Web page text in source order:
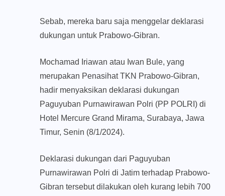
Sebab, mereka baru saja menggelar deklarasi
dukungan untuk Prabowo-Gibran.
Mochamad Iriawan atau Iwan Bule, yang
merupakan Penasihat TKN Prabowo-Gibran,
hadir menyaksikan deklarasi dukungan
Paguyuban Purnawirawan Polri (PP POLRI) di
Hotel Mercure Grand Mirama, Surabaya, Jawa
Timur, Senin (8/1/2024).
Deklarasi dukungan dari Paguyuban
Purnawirawan Polri di Jatim terhadap Prabowo-
Gibran tersebut dilakukan oleh kurang lebih 700